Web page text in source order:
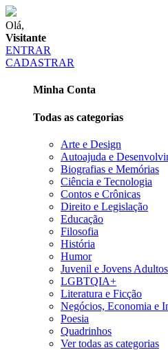
Olá,
Visitante
ENTRAR
CADASTRAR
Minha Conta
Todas as categorias
Arte e Design
Autoajuda e
Biografias e Memórias
Ciência e Tecnologia
Contos e Crônicas
Direito e Legislação
Educação
Filosofia
História
Humor
Juvenil e Jovens Adultos
LGBTQIA+
Literatura e Ficção
Negócios, Economia e
Poesia
Quadrinhos
Ver todas as categorias